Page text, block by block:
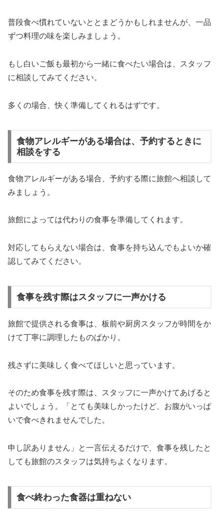
普段食べ慣れていないととまどうかもしれませんが、一品
ずつ料理の味を楽しみましょう。
もし白いご飯も最初から一緒に食べたい場合は、スタッフ
に相談してみてください。
多くの場合、快く準備してくれるはずです。
食物アレルギーがある場合は、予約するときに
相談をする
食物アレルギーがある場合、予約する際に旅館へ相談して
みましょう。
旅館によっては代わりの食事を準備してくれます。
対応してもらえない場合は、食事を持ち込んでもよいか確
認してみてください。
食事を残す際はスタッフに一声かける
旅館で提供される食事は、板前や厨房スタッフが時間をか
けて丁寧に調理したものばかり。
残さずに美味しく食べてほしいと思っています。
そのため食事を残す際は、スタッフに一声かけてあげると
よいでしょう。「とても美味しかったけど、お腹がいっぱ
いで食べきれませんでした。
申し訳ありません」と一言伝えるだけで、食事を残したと
しても旅館のスタッフは気持ちよくなります。
食べ終わった食器は重ねない